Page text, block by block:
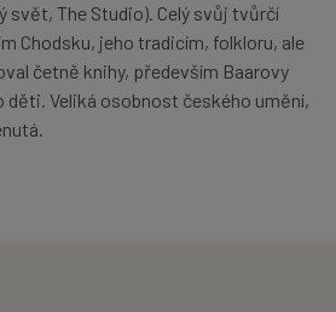
svět, The Studio). Celý svůj tvůrčí
Chodsku, jeho tradicím, folkloru, ale
četně knihy, především Baarovy
děti. Veliká osobnost českého umění,